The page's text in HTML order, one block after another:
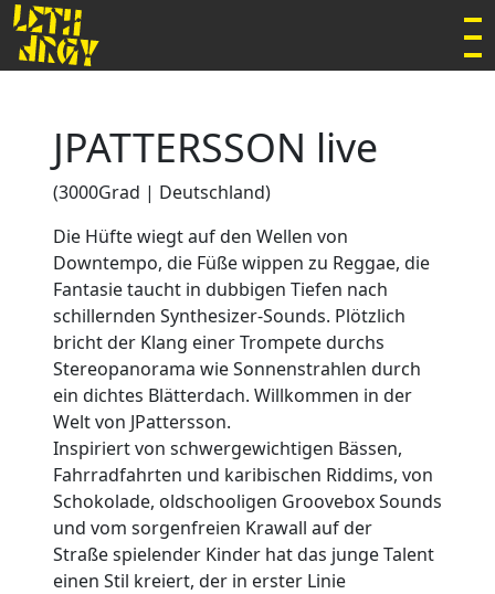
JPATTERSSON live
(3000Grad | Deutschland)
Die Hüfte wiegt auf den Wellen von
Downtempo, die Füße wippen zu Reggae, die
Fantasie taucht in dubbigen Tiefen nach
schillernden Synthesizer-Sounds. Plötzlich
bricht der Klang einer Trompete durchs
Stereopanorama wie Sonnenstrahlen durch
ein dichtes Blätterdach. Willkommen in der
Welt von JPattersson.
Inspiriert von schwergewichtigen Bässen,
Fahrradfahrten und karibischen Riddims, von
Schokolade, oldschooligen Groovebox Sounds
und vom sorgenfreien Krawall auf der
Straße spielender Kinder hat das junge Talent
einen Stil kreiert, der in erster Linie